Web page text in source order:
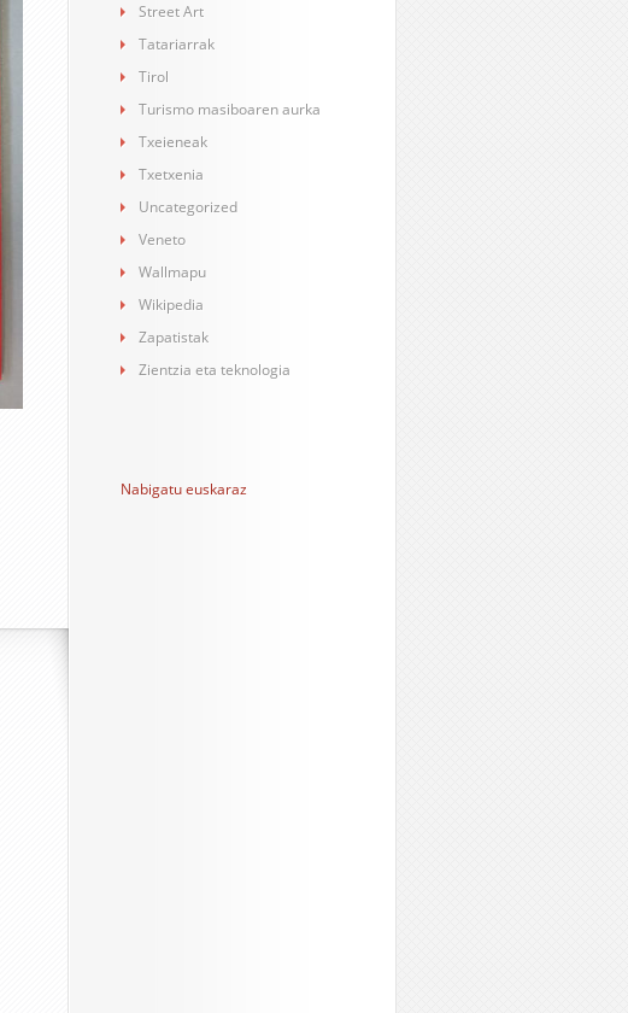
Street Art
Tatariarrak
Tirol
Turismo masiboaren aurka
Txeieneak
Txetxenia
Uncategorized
Veneto
Wallmapu
Wikipedia
Zapatistak
Zientzia eta teknologia
Nabigatu euskaraz